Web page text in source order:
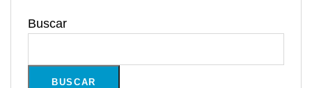
Buscar
BUSCAR